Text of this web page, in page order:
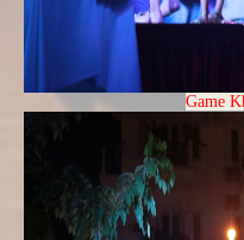
Game